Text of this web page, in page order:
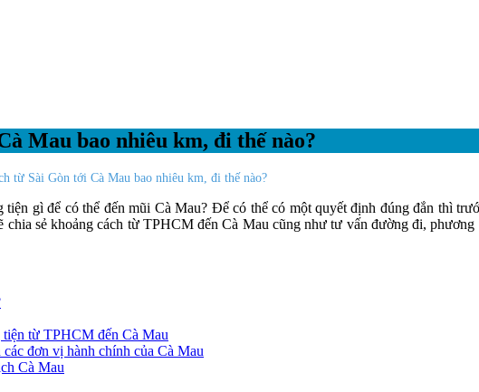
Mau bao nhiêu km, đi thế nào?
từ Sài Gòn tới Cà Mau bao nhiêu km, đi thế nào?
gì để có thể đến mũi Cà Mau? Để có thể có một quyết định đúng đắn thì
chia sẻ khoảng cách từ TPHCM đến Cà Mau cũng như tư vấn đường đi,
từ TPHCM đến Cà Mau
đơn vị hành chính của Cà Mau
Cà Mau